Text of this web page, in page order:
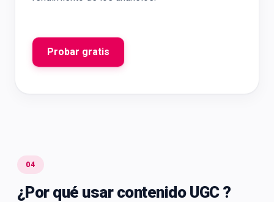
Probar gratis
04
¿Por qué usar contenido UGC ?